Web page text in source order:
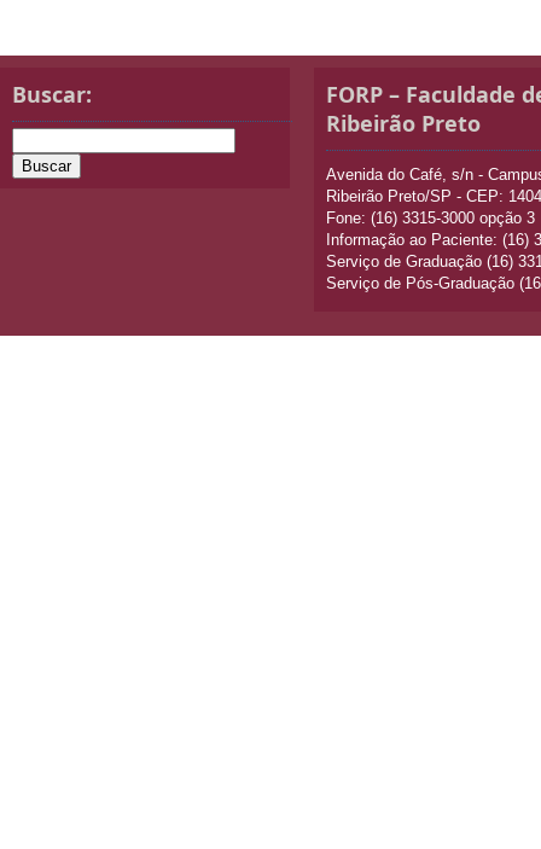
Buscar:
FORP – Faculdade
Ribeirão Preto
Avenida do Café, s/n -
Ribeirão Preto/SP - CEP:
Fone: (16) 3315-3000 opção 3
Informação ao Paciente: (16)
Serviço de Graduação (16)
Serviço de Pós-Graduação